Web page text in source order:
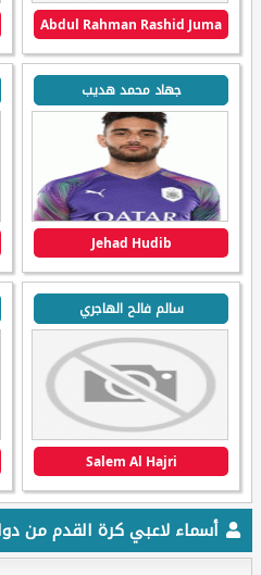
Abdul Rahman Rashid Juma
جهاد محمد هديب
Jehad Hudib
سالم فالح الهاجري
Salem Al Hajri
أسماء لاعبي كرة القدم من